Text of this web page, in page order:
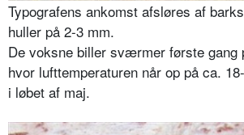
Typografens ankomst afsløres af
huller på 2-3 mm.
De voksne biller sværmer første gang
hvor lufttemperaturen når op på ca.
i løbet af maj.